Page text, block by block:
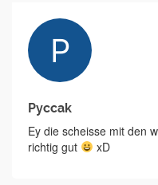
Pyccak
Ey die scheisse mit den
richtig gut
xD